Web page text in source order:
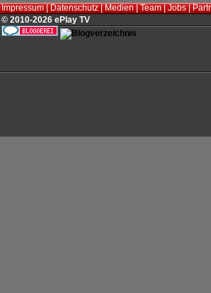
Impressum|Datenschutz|Medien|Team|Jobs|
© 2010-2026 ePlay TV